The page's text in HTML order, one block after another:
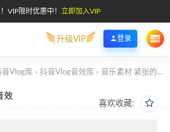
VIP限时优惠中！ 立即加入VIP
升级VIP 登录
音Vlog库 > 抖音Vlog音效库 > 音乐素材 紧张的搞笑音效
喜欢收藏:
效